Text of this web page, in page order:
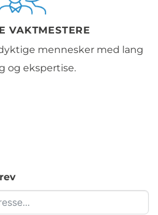
VAKTMESTERE
mennesker med lang
og ekspertise.